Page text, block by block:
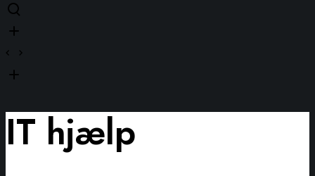
IT hjælp